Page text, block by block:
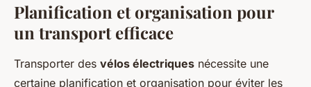
Planification et organisation pour
un transport efficace
Transporter des vélos électriques nécessite une
certaine planification et organisation pour éviter les